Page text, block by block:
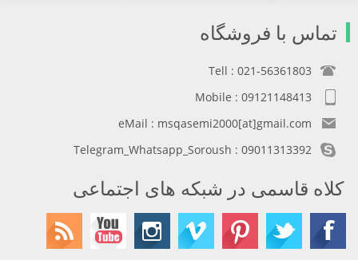
تماس با فروشگاه
Tell : 021-56361803
Mobile : 09121148413
eMail : msqasemi2000[at]gmail.com
Telegram_Whatsapp_Soroush : 09011313392
کلاه قاسمی در شبکه های اجتماعی